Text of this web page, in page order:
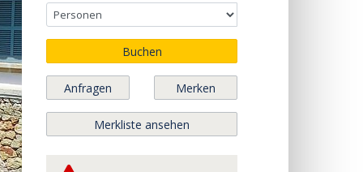
Buchen
Anfragen Merken
Merkliste ansehen